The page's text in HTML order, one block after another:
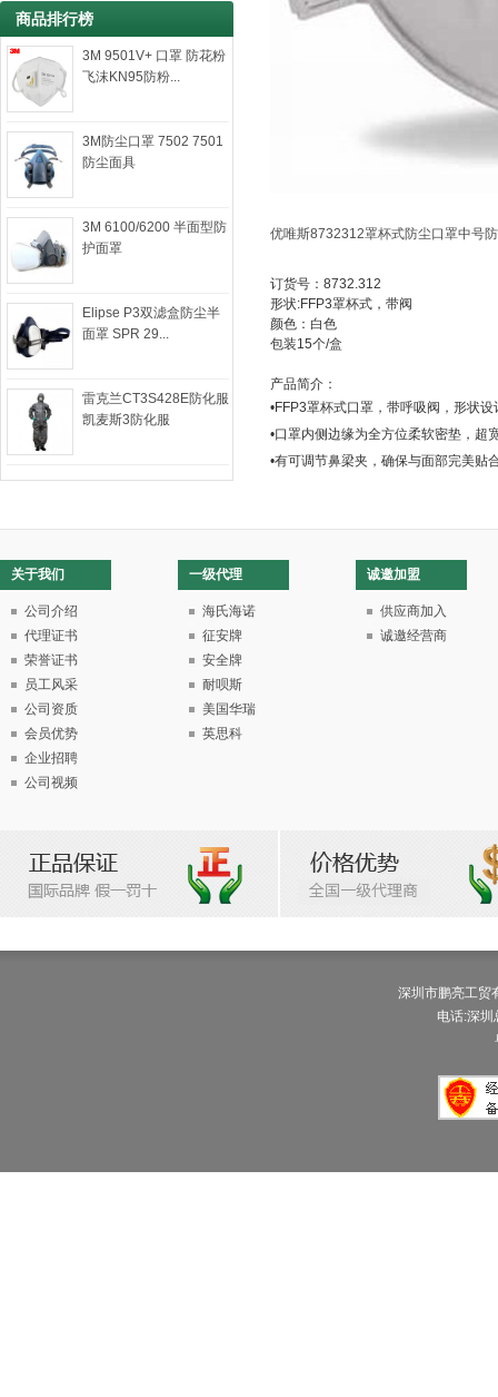
商品排行榜
3M 9501V+ 口罩 防花粉
飞沫KN95防粉...
3M防尘口罩 7502 7501
防尘面具
3M 6100/6200 半面型防
护面罩
Elipse P3双滤盒防尘半
面罩 SPR 29...
雷克兰CT3S428E防化服
凯麦斯3防化服
优唯斯8732312罩杯式防尘口罩中号
订货号：8732.312
形状:FFP3罩杯式，带阀
颜色：白色
包装15个/盒
产品简介：
•FFP3罩杯式口罩，带呼吸阀，形状
•口罩内侧边缘为全方位柔软密垫，超
•有可调节鼻梁夹，确保与面部完美贴
关于我们
公司介绍
代理证书
荣誉证书
员工风采
公司资质
会员优势
企业招聘
公司视频
一级代理
海氏海诺
征安牌
安全牌
耐呗斯
美国华瑞
英思科
诚邀加盟
供应商加入
诚邀经营商
深圳市鹏亮工
电话:深